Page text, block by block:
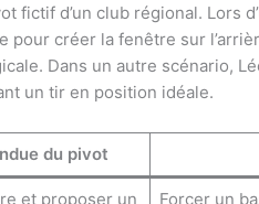
fictif d’un club régional. Lors
pour créer la fenêtre sur
Dans un autre scénario,
un tir en position idéale.
du pivot
et proposer un
Forcer un